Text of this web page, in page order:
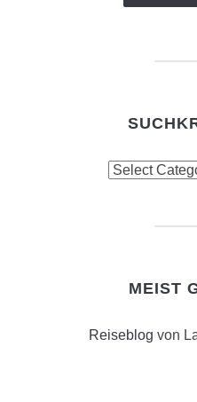
MEIST
Reiseblog von